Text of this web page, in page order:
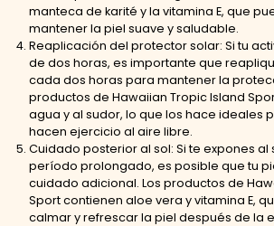
manteca de karité y la vitamina E, que
mantener la piel suave y saludable.
Reaplicación del protector solar: Si tu
de dos horas, es importante que
cada dos horas para mantener la
productos de Hawaiian Tropic Island
agua y al sudor, lo que los hace ideales
hacen ejercicio al aire libre.
Cuidado posterior al sol: Si te expones al
período prolongado, es posible que tu
cuidado adicional. Los productos de
Sport contienen aloe vera y vitamina E,
calmar y refrescar la piel después de la